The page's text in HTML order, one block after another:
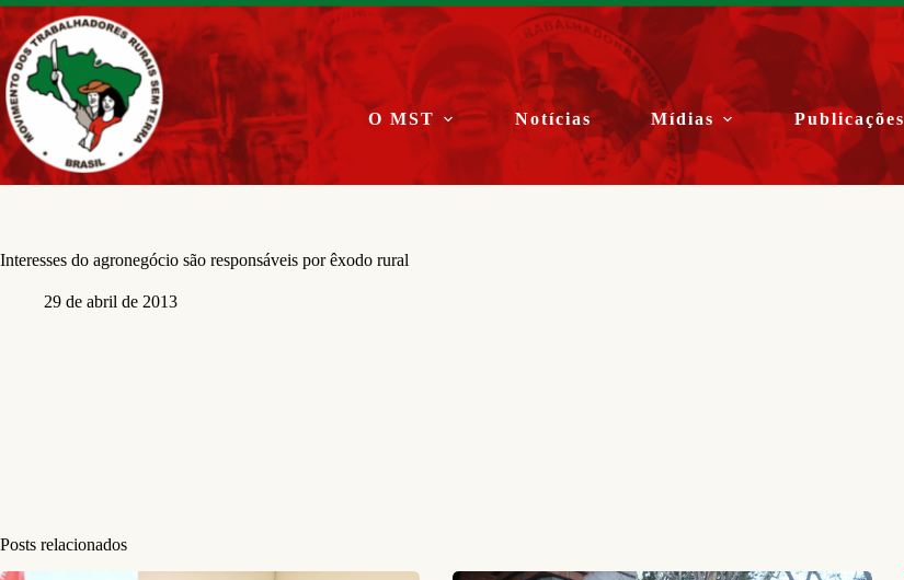
Pular
para
o
conteúdo
O MST Notícias Mídias Publicações
Interesses do agronegócio são responsáveis por êxodo rural
29 de abril de 2013
Posts relacionados